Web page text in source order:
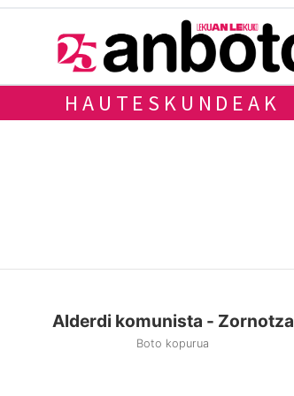
HAUTESKUNDEAK
Alderdi komunista - Zornotza
Boto kopurua